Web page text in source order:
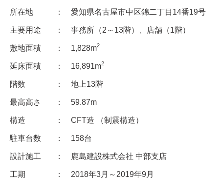
所在地 ： 愛知県名古屋市中区錦二丁目14番19号
主要用途 ： 事務所（2～13階）、店舗（1階）
敷地面積 ： 1,828m2
延床面積 ： 16,891m2
階数 ： 地上13階
最高高さ ： 59.87m
構造 ： CFT造 （制震構造）
駐車台数 ： 158台
設計施工 ： 鹿島建設株式会社 中部支店
工期 ： 2018年3月～2019年9月